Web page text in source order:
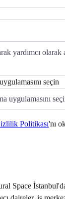
seçin
Politikası'nı
Space